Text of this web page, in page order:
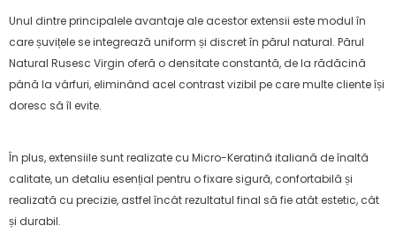
Unul dintre principalele avantaje ale acestor extensii este modul în
care șuvițele se integrează uniform și discret în părul natural. Părul
Natural Rusesc Virgin oferă o densitate constantă, de la rădăcină
până la vârfuri, eliminând acel contrast vizibil pe care multe cliente își
doresc să îl evite.
În plus, extensiile sunt realizate cu Micro-Keratină italiană de înaltă
calitate, un detaliu esențial pentru o fixare sigură, confortabilă și
realizată cu precizie, astfel încât rezultatul final să fie atât estetic, cât
și durabil.